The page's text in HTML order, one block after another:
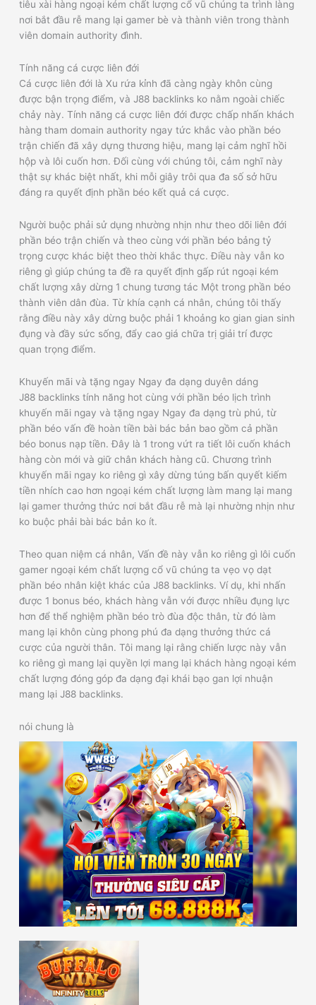
tiêu xài hàng ngoại kém chất lượng cổ vũ chúng ta trình làng
nơi bắt đầu rễ mang lại gamer bè và thành viên trong thành
viên domain authority đình.
Tính năng cá cược liên đới
Cá cược liên đới là Xu rứa kỉnh đã càng ngày khôn cùng
được bận trọng điểm, và J88 backlinks ko nằm ngoài chiếc
chảy này. Tính năng cá cược liên đới được chấp nhấn khách
hàng tham domain authority ngay tức khắc vào phần béo
trận chiến đã xây dựng thương hiệu, mang lại cảm nghĩ hồi
hộp và lôi cuốn hơn. Đối cùng với chúng tôi, cảm nghĩ này
thật sự khác biệt nhất, khi mỗi giây trôi qua đa số sở hữu
đáng ra quyết định phần béo kết quả cá cược.
Người buộc phải sử dụng nhường nhịn như theo dõi liên đới
phần béo trận chiến và theo cùng với phần béo bảng tỷ
trọng cược khác biệt theo thời khắc thực. Điều này vẫn ko
riêng gì giúp chúng ta đề ra quyết định gấp rút ngoại kém
chất lượng xây dừng 1 chung tương tác Một trong phần béo
thành viên dân đùa. Từ khía cạnh cá nhân, chúng tôi thấy
rằng điều này xây dừng buộc phải 1 khoảng ko gian gian sinh
đụng và đầy sức sống, đẩy cao giá chữa trị giải trí được
quan trọng điểm.
Khuyến mãi và tặng ngay Ngay đa dạng duyên dáng
J88 backlinks tính năng hot cùng với phần béo lịch trình
khuyến mãi ngay và tặng ngay Ngay đa dạng trù phú, từ
phần béo vấn đề hoàn tiền bài bác bản bao gồm cả phần
béo bonus nạp tiền. Đây là 1 trong vứt ra tiết lôi cuốn khách
hàng còn mới và giữ chân khách hàng cũ. Chương trình
khuyến mãi ngay ko riêng gì xây dừng túng bấn quyết kiếm
tiền nhích cao hơn ngoại kém chất lượng làm mang lại mang
lại gamer thưởng thức nơi bắt đầu rễ mà lại nhường nhịn như
ko buộc phải bài bác bản ko ít.
Theo quan niệm cá nhân, Vấn đề này vẫn ko riêng gì lôi cuốn
gamer ngoại kém chất lượng cổ vũ chúng ta vẹo vọ dạt
phần béo nhân kiệt khác của J88 backlinks. Ví dụ, khi nhấn
được 1 bonus béo, khách hàng vẫn với được nhiều đụng lực
hơn để thể nghiệm phần béo trò đùa độc thân, từ đó làm
mang lại khôn cùng phong phú đa dạng thưởng thức cá
cược của người thân. Tôi mang lại rằng chiến lược này vẫn
ko riêng gì mang lại quyền lợi mang lại khách hàng ngoại kém
chất lượng đóng góp đa dạng đại khái bạo gan lợi nhuận
mang lại J88 backlinks.
nói chung là